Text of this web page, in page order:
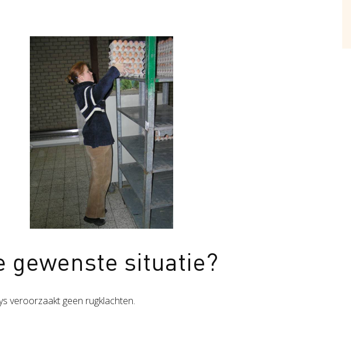
gewenste situatie?
veroorzaakt geen rugklachten.